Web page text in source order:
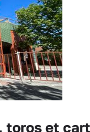
toros et